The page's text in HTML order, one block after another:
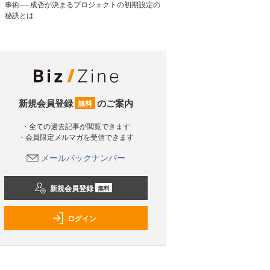
事術──成否が決まるプロジェクトの初期設定の
秘訣とは
新規会員登録 無料 のご案内
・全ての過去記事が閲覧できます
・会員限定メルマガを受信できます
メールバックナンバー
新規会員登録 無料
ログイン